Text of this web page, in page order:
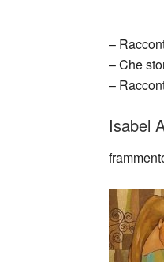
–
– Che
–
Isabel